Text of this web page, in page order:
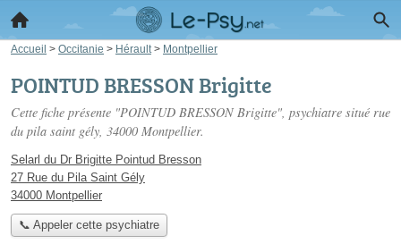
Accueil > Occitanie > Hérault > Montpellier
POINTUD BRESSON Brigitte
Cette fiche présente "POINTUD BRESSON Brigitte", psychiatre situé rue
du pila saint gély, 34000 Montpellier.
Selarl du Dr Brigitte Pointud Bresson
27 Rue du Pila Saint Gély
34000 Montpellier
📞 Appeler cette psychiatre